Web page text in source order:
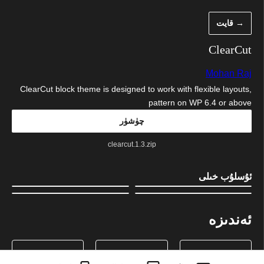
ئاتلاش→ قايت
ClearCut
Mohan Raj
ClearCut block theme is designed to work with flexible layouts,
pattern on WP 6.4 or above
چۈشۈر
clearcut.1.3.zip
ئۇسلۇب خىلى
ئەندىزە